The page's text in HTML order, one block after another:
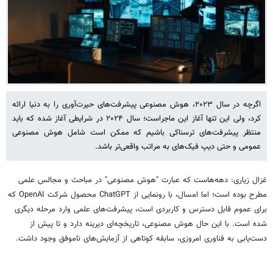
اگرچه در سال ۲۰۲۳، هوش مصنوعی پیشرفت‌های حیرت‌آوری را به دنیا ارائه
کرد، ولی این تنها آغاز این ماجراست؛ سال ۲۰۲۴ در شرایطی آغاز شده که باید
منتظر پیشرفت‌های ترسناکی باشیم که ممکن است شامل هوش مصنوعی
عمومی و حتی دیپ فیک‌های به مراتب واقعی‌تر باشد.
غزال زیاری: دهه‌هاست که عبارت "هوش مصنوعی" در مباحث و مجالس علمی
مطرح بوده است؛ اما امسال، با رونمایی از ChatGPT محصول شرکت OpenAI که
برای عموم قابل دسترس و کاربردی است، پیشرفت‌های علمی وارد مرحله دیگری
شده است. با این حال هوش مصنوعی، تاریخچه‌ای دیرینه دارد و تا پیش از
دست‌یابی به فناوری امروزی، سابقه کوتاهی از آزمایش‌های ناموفق وجود داشت.